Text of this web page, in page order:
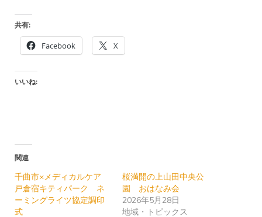
共有:
Facebook X
いいね:
関連
千曲市×メディカルケア
戸倉宿キティパーク ネ
ーミングライツ協定調印
式
桜満開の上山田中央公
園 おはなみ会
2026年5月28日
地域・トピックス